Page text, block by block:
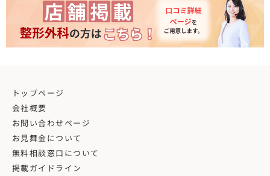
トップページ
会社概要
お問い合わせページ
お見舞金について
無料相談窓口について
掲載ガイドライン